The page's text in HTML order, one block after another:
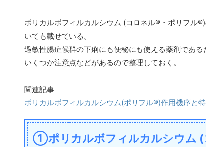
ポリカルボフィルカルシウム (コロネル®・ポリフル
いても載せている。
過敏性腸症候群の下痢にも便秘にも使える薬剤である
いくつか注意点などがあるので整理しておく。
関連記事
ポリカルボフィルカルシウム(ポリフル®)作用機序と
①ポリカルボフィルカルシウム (